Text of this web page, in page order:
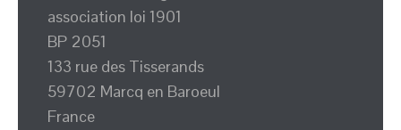
association loi 1901
BP 2051
133 rue des Tisserands
59702 Marcq en Baroeul
France